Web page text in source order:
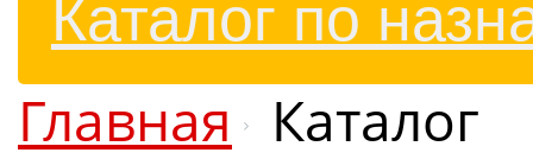
Каталог по
Главная Каталог